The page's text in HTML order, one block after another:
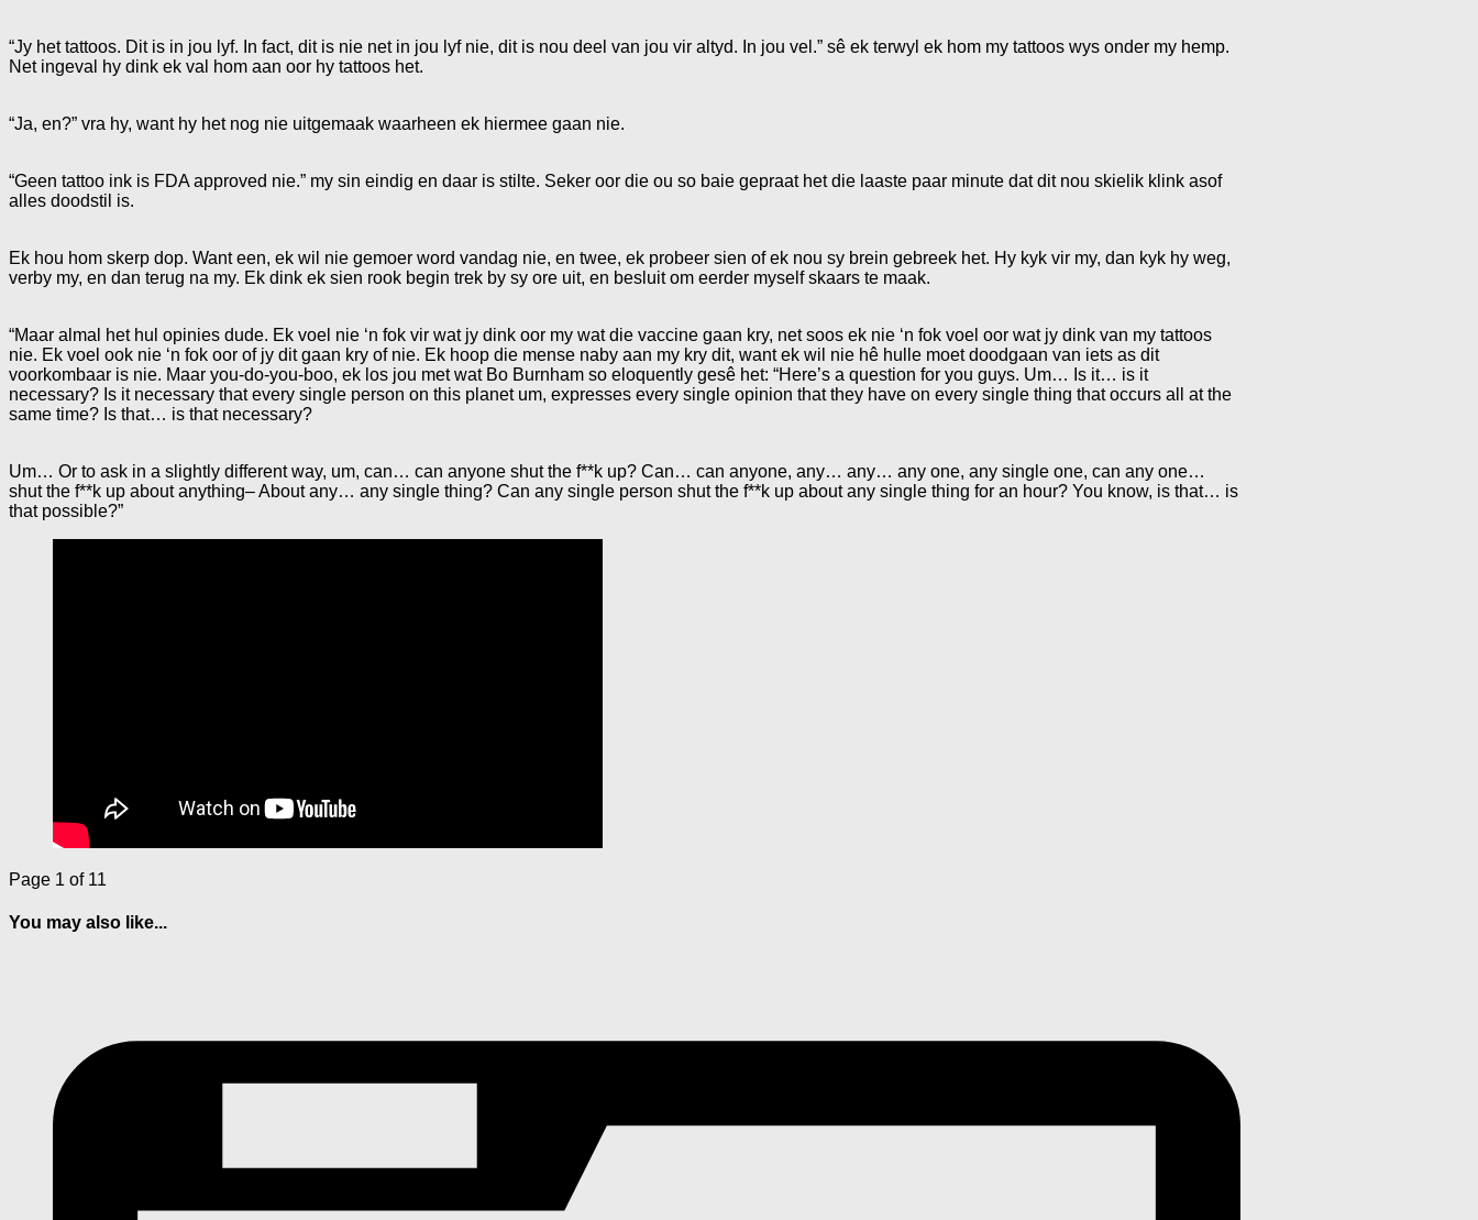
“Jy het tattoos. Dit is in jou lyf. In fact, dit is nie net in jou lyf nie, dit is nou deel van jou vir altyd. In jou vel.” sê ek terwyl ek hom my tattoos wys onder my hemp.
Net ingeval hy dink ek val hom aan oor hy tattoos het.
“Ja, en?” vra hy, want hy het nog nie uitgemaak waarheen ek hiermee gaan nie.
“Geen tattoo ink is FDA approved nie.” my sin eindig en daar is stilte. Seker oor die ou so baie gepraat het die laaste paar minute dat dit nou skielik klink asof
alles doodstil is.
Ek hou hom skerp dop. Want een, ek wil nie gemoer word vandag nie, en twee, ek probeer sien of ek nou sy brein gebreek het. Hy kyk vir my, dan kyk hy weg,
verby my, en dan terug na my. Ek dink ek sien rook begin trek by sy ore uit, en besluit om eerder myself skaars te maak.
“Maar almal het hul opinies dude. Ek voel nie ‘n fok vir wat jy dink oor my wat die vaccine gaan kry, net soos ek nie ‘n fok voel oor wat jy dink van my tattoos
nie. Ek voel ook nie ‘n fok oor of jy dit gaan kry of nie. Ek hoop die mense naby aan my kry dit, want ek wil nie hê hulle moet doodgaan van iets as dit
voorkombaar is nie. Maar you-do-you-boo, ek los jou met wat Bo Burnham so eloquently gesê het: “Here’s a question for you guys. Um… Is it… is it
necessary? Is it necessary that every single person on this planet um, expresses every single opinion that they have on every single thing that occurs all at the
same time? Is that… is that necessary?
Um… Or to ask in a slightly different way, um, can… can anyone shut the f**k up? Can… can anyone, any… any… any one, any single one, can any one…
shut the f**k up about anything– About any… any single thing? Can any single person shut the f**k up about any singlе thing for an hour? You know, is that… is
that possible?”
Page 1 of 11
You may also like...